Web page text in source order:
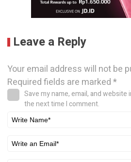
Leave a Reply
Your email address will not be
Required fields are marked*
Save my name, email, and
the next time I comment.